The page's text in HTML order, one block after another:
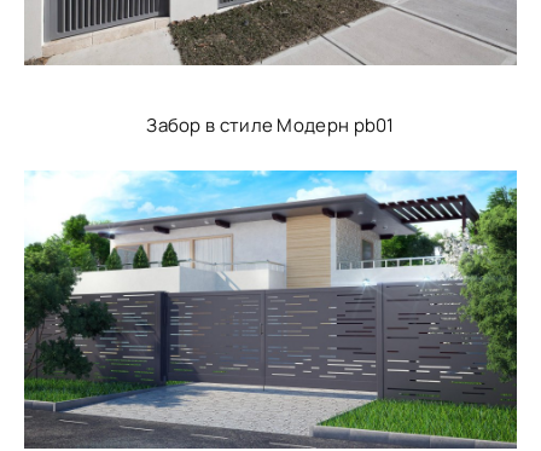
Забор в стиле Модерн pb01